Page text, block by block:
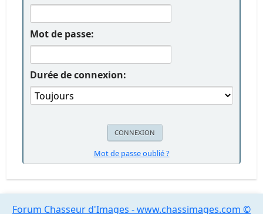
Mot de passe:
Durée de connexion:
Mot de passe oublié ?
Forum Chasseur d'Images - www.chassimages.com ©